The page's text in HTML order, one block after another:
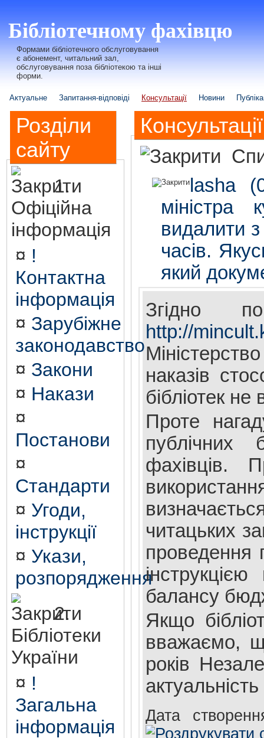
Бібліотечному фахівцю
Формами бібліотечного обслуговування
є абонемент, читальний зал,
обслуговування поза бібліотекою та інші
форми.
Актуальне Запитання-відповіді Консультації Новини
Розділи
сайту
1.
Офіційна
інформація
¤ !
Контактна
інформація
¤ Зарубіжне
законодавство
¤ Закони
¤ Накази
¤
Постанови
¤
Стандарти
¤ Угоди,
інструкції
¤ Укази,
розпорядження
2.
Бібліотеки
України
¤ !
Загальна
інформація
Консультації
lasha
міністра
видалити з
часів.
який
Згідно
http://
наказів
бібліотек
Проте
публічних
фахівців.
читацьких
проведення
балансу
Якщо
вважаємо,
років
Дата